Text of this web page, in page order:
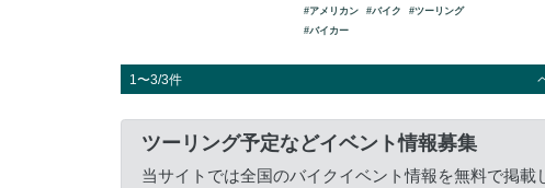
#アメリカン #バイク
#ツーリング
#バイカー
1〜3/3件
ツーリング予定などイベント情報募集
当サイトでは全国のバイクイベント情報を無料で掲載